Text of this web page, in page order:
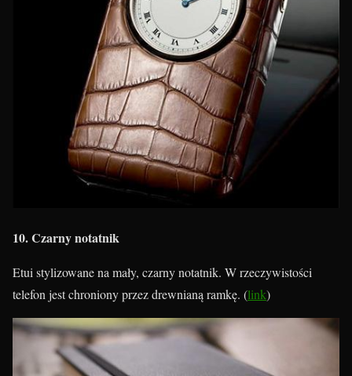
10. Czarny notatnik
Etui stylizowane na mały, czarny notatnik. W rzeczywistości
telefon jest chroniony przez drewnianą ramkę. (link)